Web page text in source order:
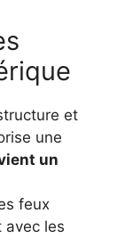
et
une
un
feux
avec les